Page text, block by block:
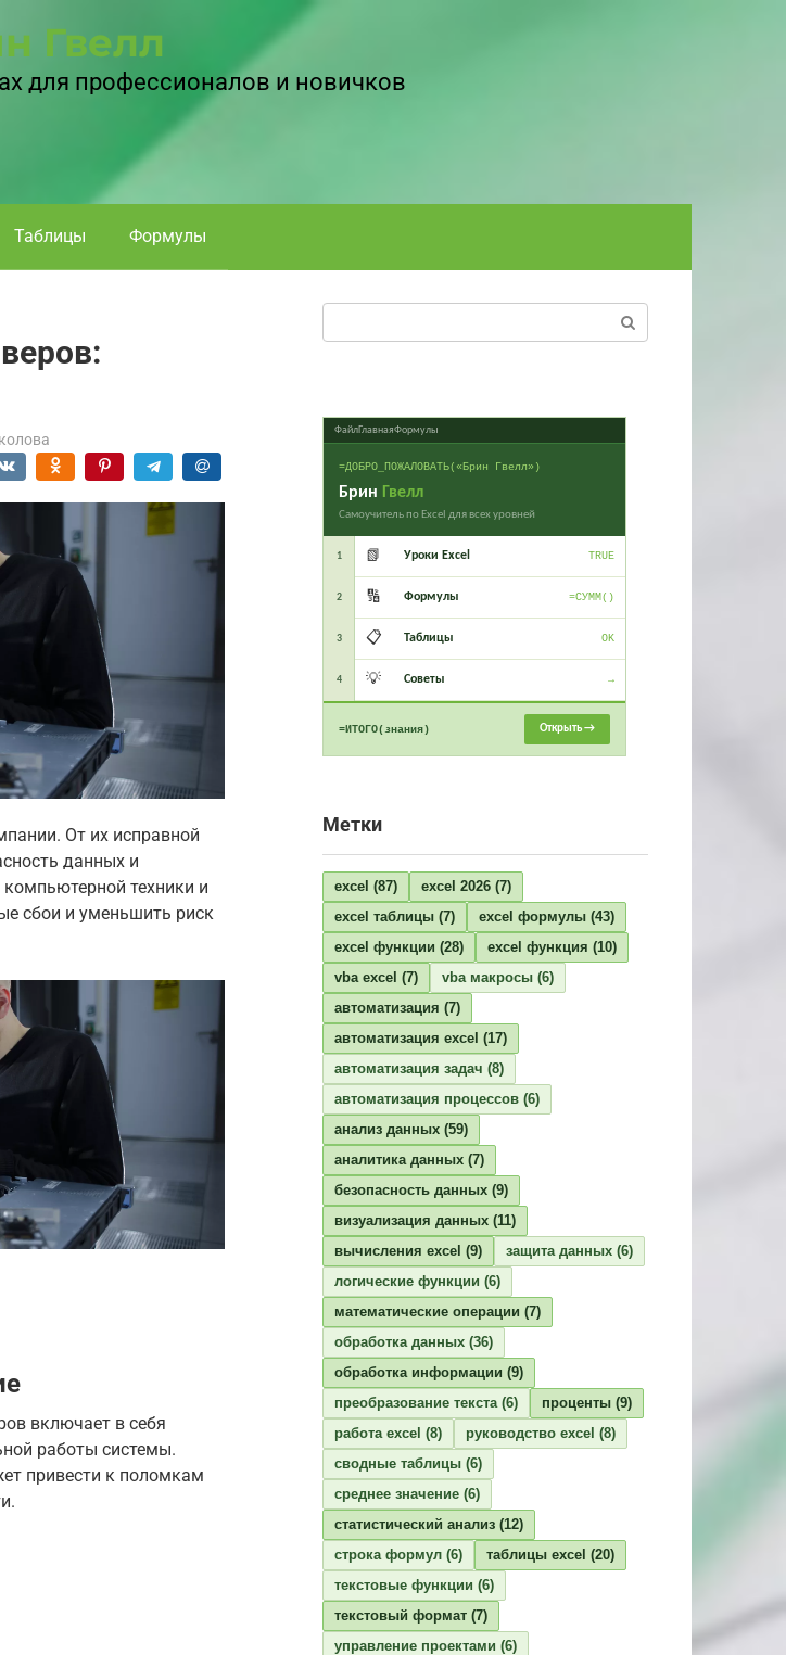
Гвелл
для профессионалов и новичков
Таблицы Формулы
От их исправной
данных и
техники и
сбои и уменьшить риск
включает в себя
работы системы.
привести к поломкам
ФайлГлавнаяФормулы
=ДОБРО_ПОЖАЛОВАТЬ(«Брин Гвелл»)
Брин Гвелл
Самоучитель по Excel для всех уровней
1 📗 Уроки Excel TRUE
2 🔢 Формулы =СУММ()
3 📋 Таблицы OK
4 💡 Советы →
=ИТОГО(знания) Открыть →
Метки
excel (87) excel 2026 (7)
excel таблицы (7) excel формулы (43)
excel функции (28) excel функция (10)
vba excel (7) vba макросы (6)
автоматизация (7)
автоматизация excel (17)
автоматизация задач (8)
автоматизация процессов (6)
анализ данных (59)
аналитика данных (7)
безопасность данных (9)
визуализация данных (11)
вычисления excel (9) защита данных (6)
логические функции (6)
математические операции (7)
обработка данных (36)
обработка информации (9)
преобразование текста(6) проценты (9)
работа excel (8) руководство excel (8)
сводные таблицы (6)
среднее значение (6)
статистический анализ (12)
строка формул (6) таблицы excel (20)
текстовые функции (6)
текстовый формат (7)
управление проектами (6)